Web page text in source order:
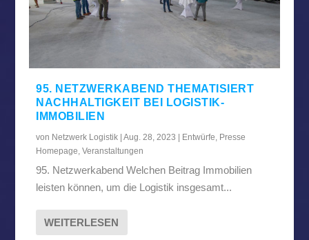
95. NETZWERKABEND THEMATISIERT
NACHHALTIGKEIT BEI LOGISTIK-
IMMOBILIEN
von Netzwerk Logistik |Aug. 28, 2023 Entwürfe, Presse
Homepage,Veranstaltungen
95. Netzwerkabend Welchen Beitrag Immobilien
leisten können, um die Logistik insgesamt...
WEITERLESEN